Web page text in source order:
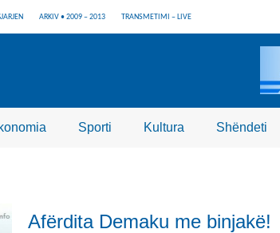
ARKIV • 2009 – 2013 TRANSMETIMI – LIVE
Sporti Kultura Shëndeti
Afërdita Demaku me binjakë!